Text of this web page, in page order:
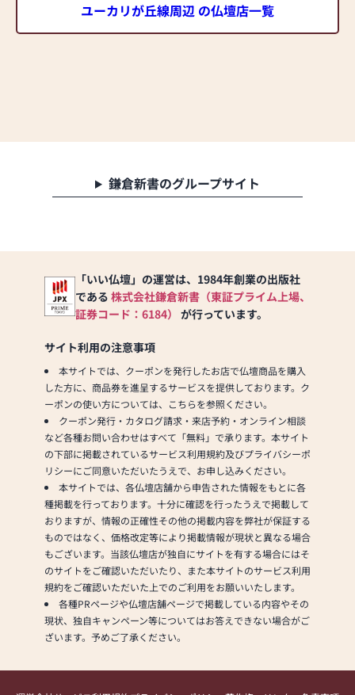
ユーカリが丘線周辺 の仏壇店一覧
鎌倉新書のグループサイト
「いい仏壇」の運営は、1984年創業の出版社
である 株式会社鎌倉新書（東証プライム上場、
証券コード：6184） が行っています。
サイト利用の注意事項
本サイトでは、クーポンを発行したお店で仏壇商品を購入
した方に、商品券を進呈するサービスを提供しております。ク
ーポンの使い方については、こちらを参照ください。
クーポン発行・カタログ請求・来店予約・オンライン相談
など各種お問い合わせはすべて「無料」で承ります。本サイト
の下部に掲載されているサービス利用規約及びプライバシーポ
リシーにご同意いただいたうえで、お申し込みください。
本サイトでは、各仏壇店舗から申告された情報をもとに各
種掲載を行っております。十分に確認を行ったうえで掲載して
おりますが、情報の正確性その他の掲載内容を弊社が保証する
ものではなく、価格改定等により掲載情報が現状と異なる場合
もございます。当該仏壇店が独自にサイトを有する場合にはそ
のサイトをご確認いただいたり、また本サイトのサービス利用
規約をご確認いただいた上でのご利用をお願いいたします。
各種PRページや仏壇店舗ページで掲載している内容やその
現状、独自キャンペーン等についてはお答えできない場合がご
ざいます。予めご了承ください。